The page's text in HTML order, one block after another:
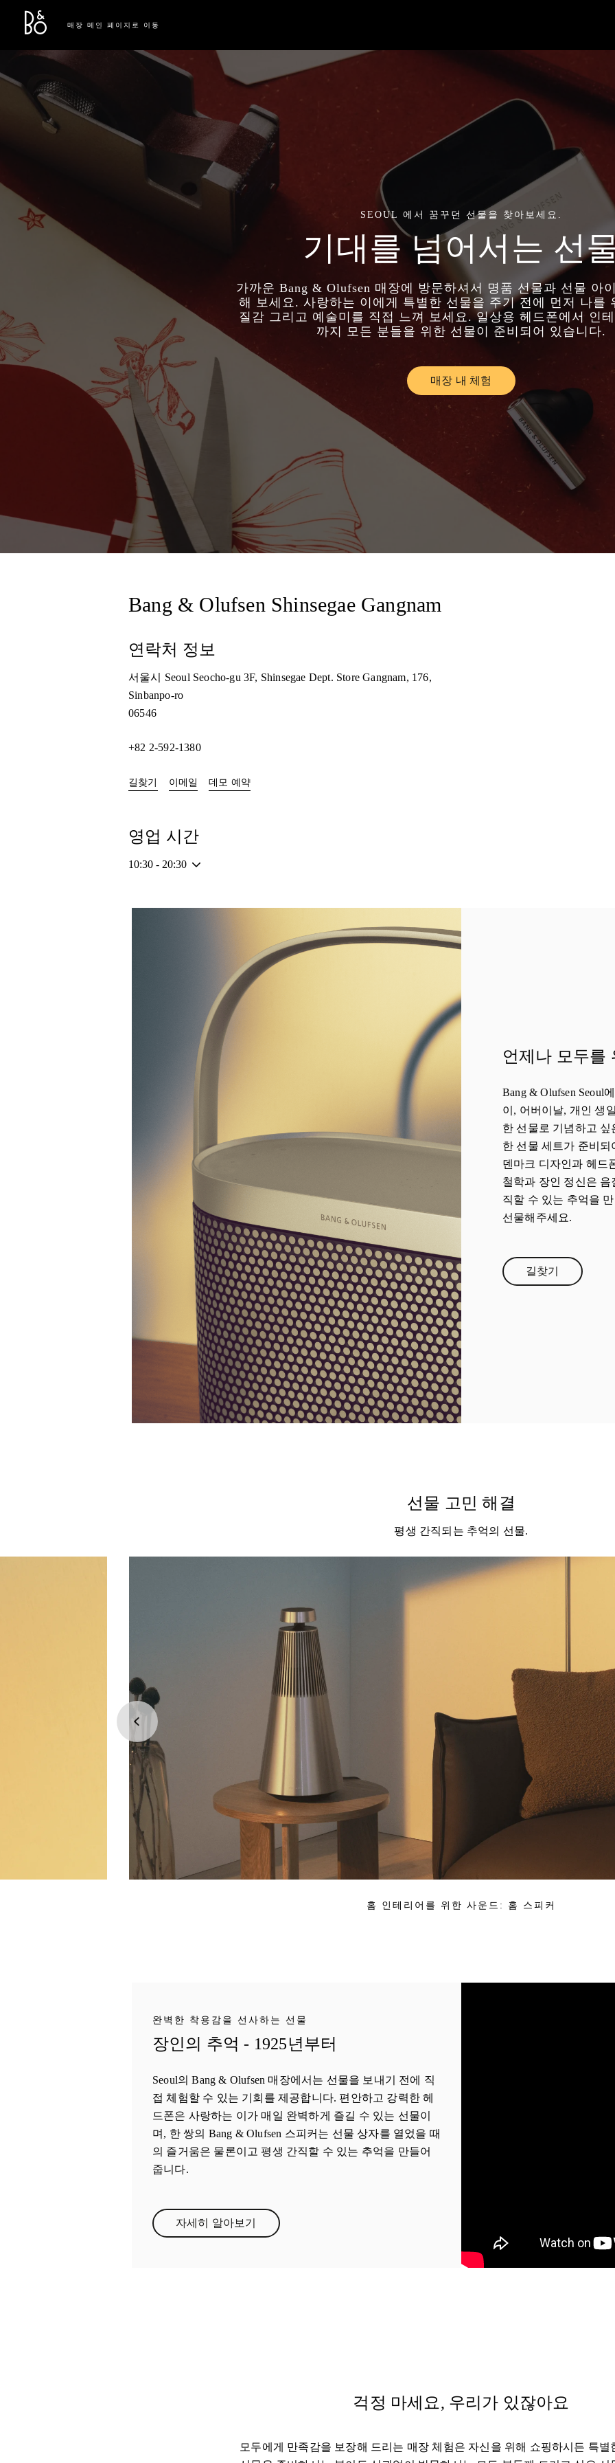
Bang & Olufsen - Exist to Create
매장 메인 페이지로 이동
SEOUL 에서 꿈꾸던 선물을 찾아보세요.
기대를 넘어서는 선
가까운 Bang & Olufsen 매장에 방문하셔서 명품 선물과 선물 아
해 보세요. 사랑하는 이에게 특별한 선물을 주기 전에 먼저 나를
질감 그리고 예술미를 직접 느껴 보세요. 일상용 헤드폰에서 인
까지 모든 분들을 위한 선물이 준비되어 있습니다.
매장 내 체험Link Opens in New Tab
Bang & Olufsen Shinsegae Gangnam
연락처 정보
서울시 Seoul Seocho-gu 3F, Shinsegae Dept. Store Gangnam, 176,
Sinbanpo-ro
06546
+82 2-592-1380
길찾기 Link Opens in New Tab
이메일 데모 예약Link Opens in New Tab
영업 시간
10:30 - 20:30
언제나 모두를
Bang & Olufsen Seoul
이, 어버이날, 개인 생
한 선물로 기념하고
한 선물 세트가 준비
덴마크 디자인과 헤드
철학과 장인 정신은
직할 수 있는 추억을
선물해주세요.
길찾기Link Opens in
선물 고민 해결
평생 간직되는 추억의 선물.
홈 인테리어를 위한 사운드: 홈 스피커
완벽한 착용감을 선사하는 선물
장인의 추억 - 1925년부터
Seoul의 Bang & Olufsen 매장에서는 선물을 보내기 전에 직
접 체험할 수 있는 기회를 제공합니다. 편안하고 강력한 헤
드폰은 사랑하는 이가 매일 완벽하게 즐길 수 있는 선물이
며, 한 쌍의 Bang & Olufsen 스피커는 선물 상자를 열었을 때
의 즐거움은 물론이고 평생 간직할 수 있는 추억을 만들어
줍니다.
자세히 알아보기Link Opens in New Tab
걱정 마세요, 우리가 있잖아요
모두에게 만족감을 보장해 드리는 매장 체험은 자신을 위해 쇼핑하시든 특별